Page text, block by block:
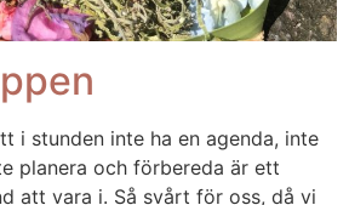
i stunden inte ha en agenda, inte
planera och förbereda är ett
att vara i. Så svårt för oss, då vi